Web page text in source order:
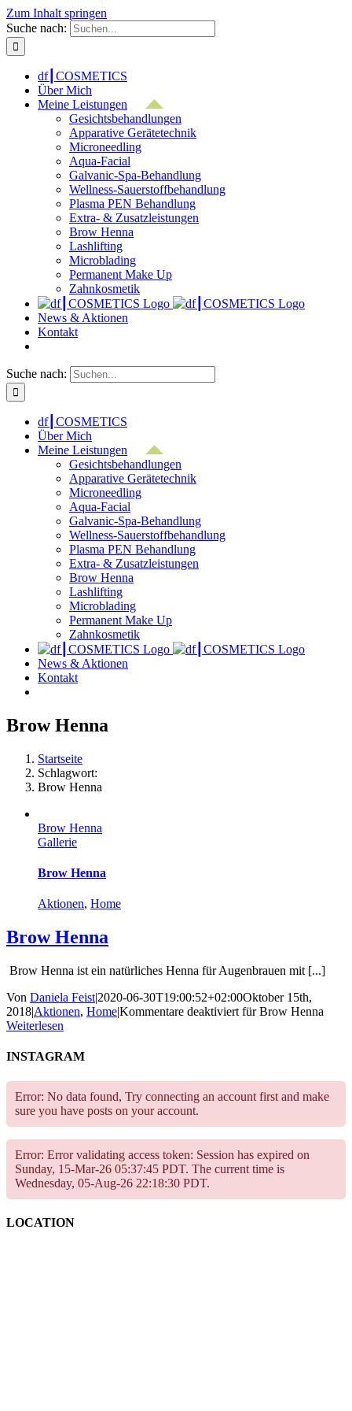
Zum Inhalt springen
Suche nach:
df┃COSMETICS
Über Mich
Meine Leistungen
Gesichtsbehandlungen
Apparative Gerätetechnik
Microneedling
Aqua-Facial
Galvanic-Spa-Behandlung
Wellness-Sauerstoffbehandlung
Plasma PEN Behandlung
Extra- & Zusatzleistungen
Brow Henna
Lashlifting
Microblading
Permanent Make Up
Zahnkosmetik
News & Aktionen
Kontakt
Suche nach:
df┃COSMETICS
Über Mich
Meine Leistungen
Gesichtsbehandlungen
Apparative Gerätetechnik
Microneedling
Aqua-Facial
Galvanic-Spa-Behandlung
Wellness-Sauerstoffbehandlung
Plasma PEN Behandlung
Extra- & Zusatzleistungen
Brow Henna
Lashlifting
Microblading
Permanent Make Up
Zahnkosmetik
News & Aktionen
Kontakt
Brow Henna
Startseite
Schlagwort:
Brow Henna
Brow Henna
Gallerie
Brow Henna
Aktionen, Home
Brow Henna
Brow Henna ist ein natürliches Henna für Augenbrauen mit [...]
Von Daniela Feist|2020-06-30T19:00:52+02:00Oktober 15th,
2018|Aktionen, Home|Kommentare deaktiviert für Brow Henna
Weiterlesen
INSTAGRAM
Error: No data found, Try connecting an account first and make
sure you have posts on your account.
Error: Error validating access token: Session has expired on
Sunday, 15-Mar-26 05:37:45 PDT. The current time is
Wednesday, 05-Aug-26 22:18:30 PDT.
LOCATION